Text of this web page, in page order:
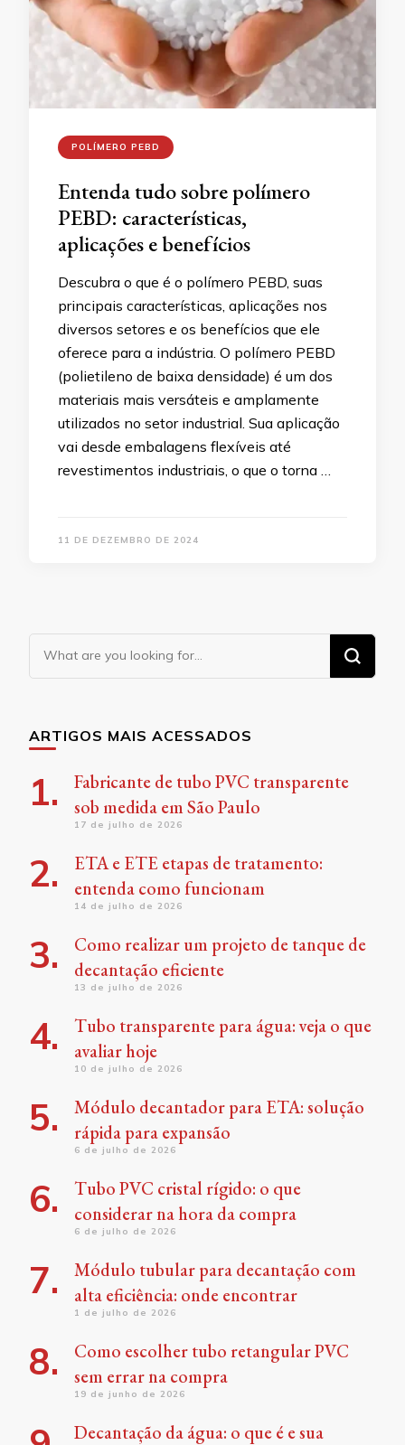
POLÍMERO PEBD
Entenda tudo sobre polímero
PEBD: características,
aplicações e benefícios
Descubra o que é o polímero PEBD, suas
principais características, aplicações nos
diversos setores e os benefícios que ele
oferece para a indústria. O polímero PEBD
(polietileno de baixa densidade) é um dos
materiais mais versáteis e amplamente
utilizados no setor industrial. Sua aplicação
vai desde embalagens flexíveis até
revestimentos industriais, o que o torna …
11 DE DEZEMBRO DE 2024
Looking
for
ARTIGOS MAIS ACESSADOS
Fabricante de tubo PVC transparente
sob medida em São Paulo
17 de julho de 2026
ETA e ETE etapas de tratamento:
entenda como funcionam
14 de julho de 2026
Como realizar um projeto de tanque de
decantação eficiente
13 de julho de 2026
Tubo transparente para água: veja o que
avaliar hoje
10 de julho de 2026
Módulo decantador para ETA: solução
rápida para expansão
6 de julho de 2026
Tubo PVC cristal rígido: o que
considerar na hora da compra
6 de julho de 2026
Módulo tubular para decantação com
alta eficiência: onde encontrar
1 de julho de 2026
Como escolher tubo retangular PVC
sem errar na compra
19 de junho de 2026
Decantação da água: o que é e sua